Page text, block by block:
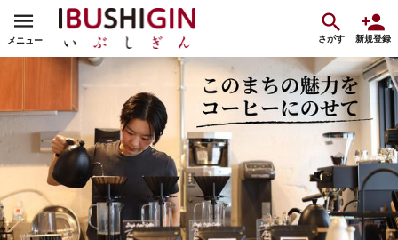
メニュー さがす 新規登録